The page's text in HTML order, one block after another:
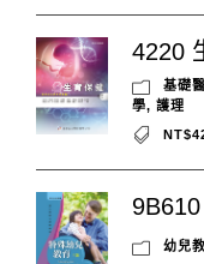
4220
基礎
學, 護理
幼兒